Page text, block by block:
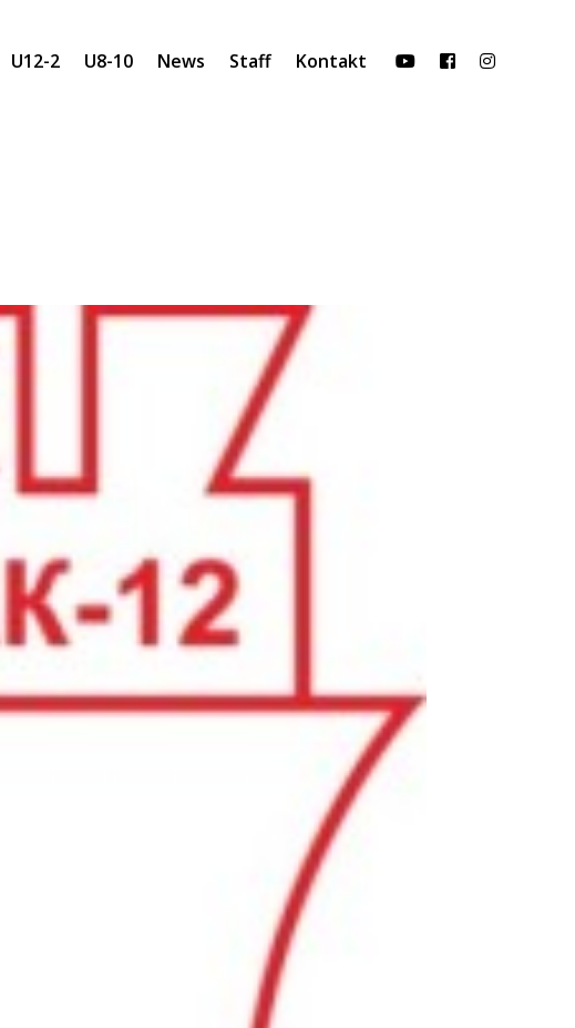
U12-2 U8-10 News Staff Kontakt